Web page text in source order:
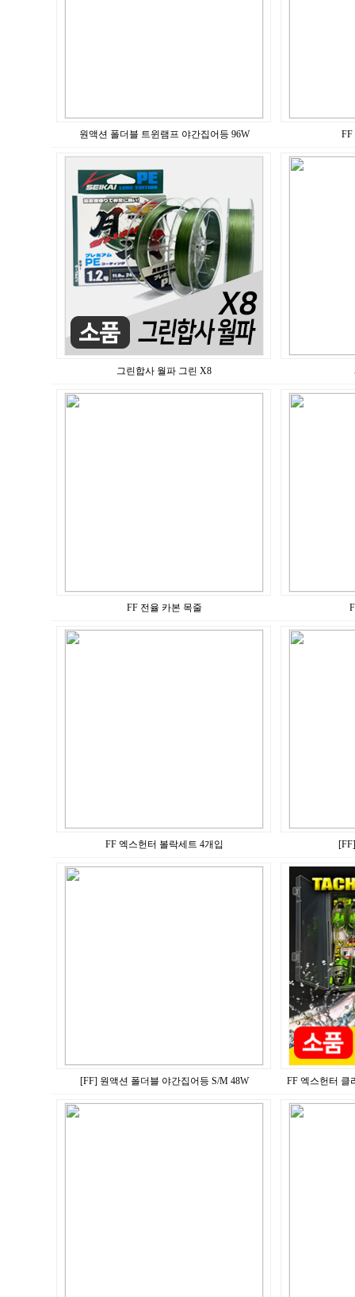
원액션 폴더블 트윈램프 야간집어등 96W FF
그린합사 월파 그린 X8
FF 전율 카본 목줄
FF 엑스헌터 볼락세트 4개입
[FF] 원액션 폴더블 야간집어등 S/M 48W FF 엑스헌터 클